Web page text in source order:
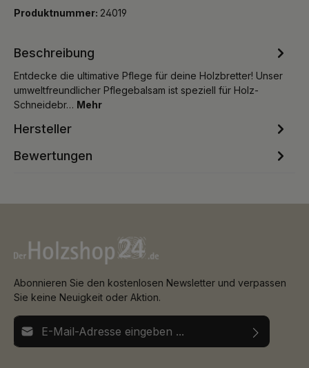
Produktnummer: 24019
Beschreibung
Entdecke die ultimative Pflege für deine Holzbretter! Unser
umweltfreundlicher Pflegebalsam ist speziell für Holz-
Schneidebr… Mehr
Hersteller
Bewertungen
Abonnieren Sie den kostenlosen Newsletter und verpassen
Sie keine Neuigkeit oder Aktion.
E-Mail-Adresse*